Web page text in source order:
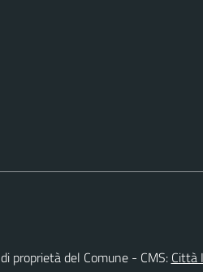
proprietà del Comune - CMS: Città